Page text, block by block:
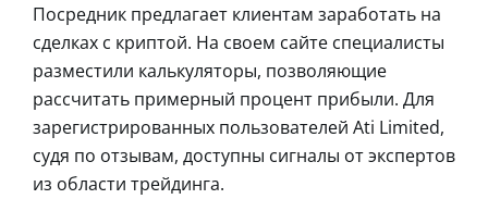
Посредник предлагает клиентам заработать на
сделках с криптой. На своем сайте специалисты
разместили калькуляторы, позволяющие
рассчитать примерный процент прибыли. Для
зарегистрированных пользователей Ati Limited,
судя по отзывам, доступны сигналы от экспертов
из области трейдинга.